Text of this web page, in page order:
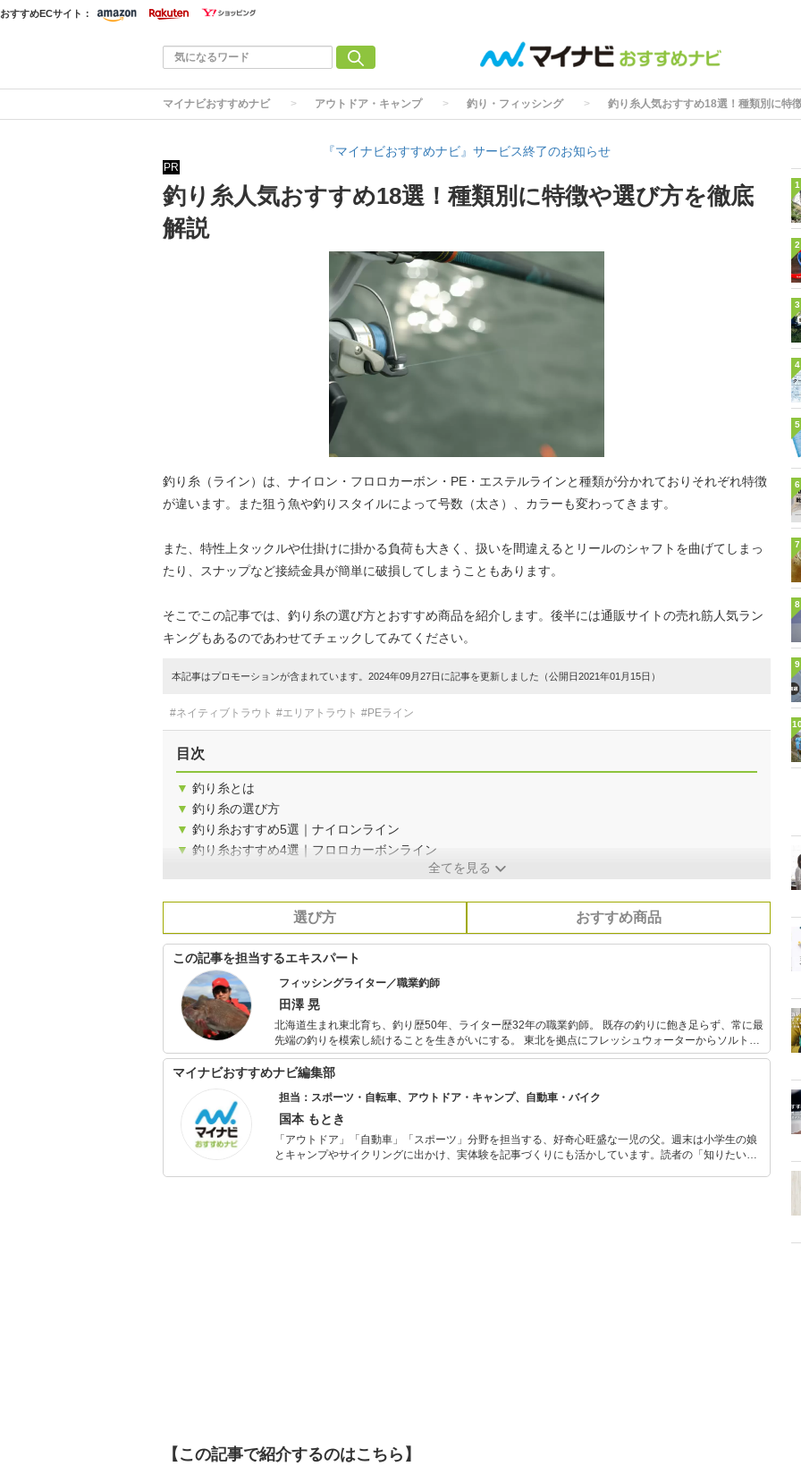
おすすめECサイト：
マイナビおすすめナビ アウトドア・キャンプ 釣り・フィッシング 釣り糸人気おすすめ18選！種類別に特
『マイナビおすすめナビ』サービス終了のお知らせ
PR
釣り糸人気おすすめ18選！種類別に特徴や選び方を徹底
解説
釣り糸（ライン）は、ナイロン・フロロカーボン・PE・エステルラインと種類が分かれておりそれぞれ特徴
が違います。また狙う魚や釣りスタイルによって号数（太さ）、カラーも変わってきます。
また、特性上タックルや仕掛けに掛かる負荷も大きく、扱いを間違えるとリールのシャフトを曲げてしまっ
たり、スナップなど接続金具が簡単に破損してしまうこともあります。
そこでこの記事では、釣り糸の選び方とおすすめ商品を紹介します。後半には通販サイトの売れ筋人気ラン
キングもあるのであわせてチェックしてみてください。
本記事はプロモーションが含まれています。2024年09月27日に記事を更新しました（公開日2021年01月15日）
#ネイティブトラウト #エリアトラウト #PEライン
目次
▼ 釣り糸とは
▼ 釣り糸の選び方
▼ 釣り糸おすすめ5選｜ナイロンライン
▼ 釣り糸おすすめ4選｜フロロカーボンライン
全てを見る
選び方 おすすめ商品
この記事を担当するエキスパート
フィッシングライター／職業釣師
田澤 晃
北海道生まれ東北育ち、釣り歴50年、ライター歴32年の職業釣師。 既存の釣りに飽き足らず、常に最
先端の釣りを模索し続けることを生きがいにする。 東北を拠点にフレッシュウォーターからソルトウ
ォーター、餌釣りからルアーフィッシングまで幅広いジャンルをこなし、釣り雑誌や新聞を中心に書
籍、MOOK本など多数を執筆。 近年はカヤックフィッシングチームの代表として、釣り以外のイベン
マイナビおすすめナビ編集部
担当：スポーツ・自転車、アウトドア・キャンプ、自動車・バイク
国本 もとき
「アウトドア」「自動車」「スポーツ」分野を担当する、好奇心旺盛な一児の父。週末は小学生の娘
とキャンプやサイクリングに出かけ、実体験を記事づくりにも活かしています。読者の「知りたい」
【この記事で紹介するのはこちら】
1
2
3
4
5
6
7
8
9